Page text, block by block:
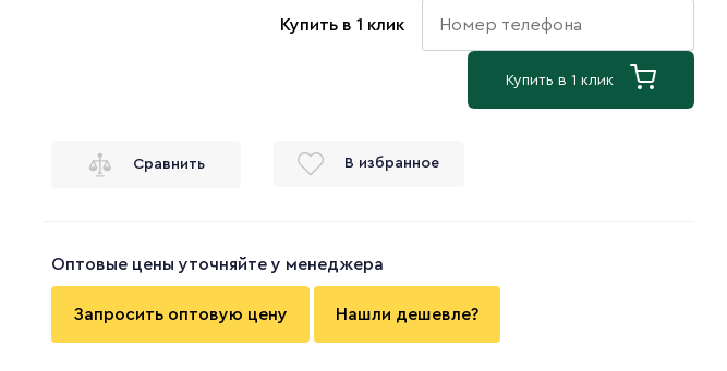
Купить в 1 клик
Купить в 1 клик
Сравнить В избранное
Оптовые цены уточняйте у менеджера
Запросить оптовую цену Нашли дешевле?